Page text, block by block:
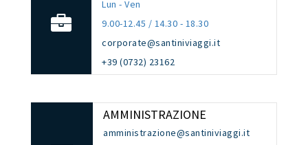
Lun - Ven
9.00-12.45 / 14.30 - 18.30
corporate@santiniviaggi.it
+39 (0732) 23162
AMMINISTRAZIONE
amministrazione@santiniviaggi.it